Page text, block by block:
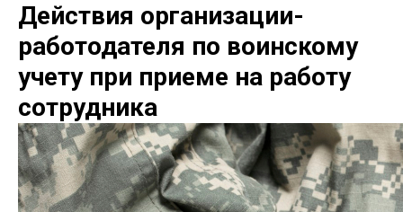
Действия организации-
работодателя по воинскому
учету при приеме на работу
сотрудника